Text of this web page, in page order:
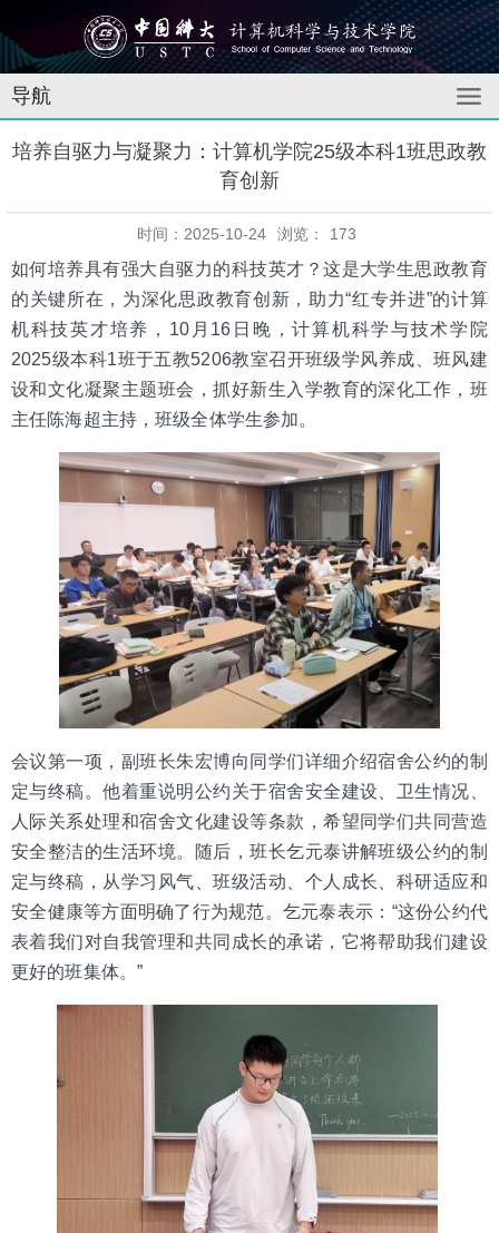
导航
培养自驱力与凝聚力：计算机学院25级本科1班思政教
育创新
时间：2025-10-24 浏览： 173
如何培养具有强大自驱力的科技英才？这是大学生思政教育
的关键所在，为深化思政教育创新，助力“红专并进”的计算
机科技英才培养，10月16日晚，计算机科学与技术学院
2025级本科1班于五教5206教室召开班级学风养成、班风建
设和文化凝聚主题班会，抓好新生入学教育的深化工作，班
主任陈海超主持，班级全体学生参加。
会议第一项，副班长朱宏博向同学们详细介绍宿舍公约的制
定与终稿。他着重说明公约关于宿舍安全建设、卫生情况、
人际关系处理和宿舍文化建设等条款，希望同学们共同营造
安全整洁的生活环境。随后，班长乞元泰讲解班级公约的制
定与终稿，从学习风气、班级活动、个人成长、科研适应和
安全健康等方面明确了行为规范。乞元泰表示：“这份公约代
表着我们对自我管理和共同成长的承诺，它将帮助我们建设
更好的班集体。”